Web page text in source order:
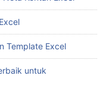
Template Excel
untuk